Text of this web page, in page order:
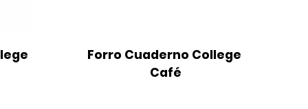
Forro Cuaderno College
Café